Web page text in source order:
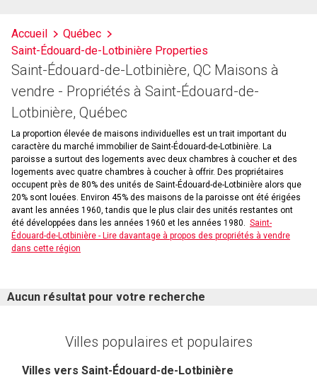
et
les
historiques
Accueil
Québec
Saint-Édouard-de-Lotbinière Properties
Saint-Édouard-de-Lotbinière, QC Maisons à
vendre - Propriétés à Saint-Édouard-de-
Lotbinière, Québec
La proportion élevée de maisons individuelles est un trait important du
caractère du marché immobilier de Saint-Édouard-de-Lotbinière. La
paroisse a surtout des logements avec deux chambres à coucher et des
logements avec quatre chambres à coucher à offrir. Des propriétaires
occupent près de 80% des unités de Saint-Édouard-de-Lotbinière alors que
20% sont louées. Environ 45% des maisons de la paroisse ont été érigées
avant les années 1960, tandis que le plus clair des unités restantes ont
été développées dans les années 1960 et les années 1980. Saint-
Édouard-de-Lotbinière - Lire davantage à propos des propriétés à vendre
dans cette région
Aucun résultat pour votre recherche
Villes populaires et populaires
Villes vers Saint-Édouard-de-Lotbinière